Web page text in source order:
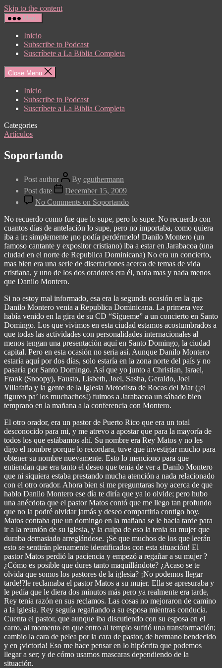
Skip to the content
Menu
Inicio
Subscribe to Podcast
Suscríbete a La Biblia Completa
Close Menu
Inicio
Subscribe to Podcast
Suscríbete a La Biblia Completa
Categories
Artículos
Soportando
Post author By cguthermann
Post date
December 15, 2009
No Comments on Soportando
No recuerdo como fue que lo supe, pero lo supe. No recuerdo con
cuantos días de antelación lo supe, pero no importaba, como quiera
iba a ir; simplemente ¡no podía perdérmelo! Danilo Montero (un
famoso cantante y expositor cristiano) iba a estar en Jarabacoa (una
ciudad en el norte de Republica Dominicana) No era un concierto,
mas bien era una serie de disertaciones acerca de temas de vida
cristiana, y uno de los dos oradores era él, nada mas y nada menos
que Danilo Montero.
Si no estoy mal informado, esa era la segunda ocasión en la que
Danilo Montero venia a Republica Dominicana. La primera vez
había venido en la gira de su CD “Sígueme” a un concierto en Santo
Domingo. Los que vivimos en esta ciudad estamos acostumbrados a
que todas las actividades con personalidades internacionales al
menos tengan una presentación aquí en Santo Domingo, la ciudad
capital. Pero en esta ocasión no seria así. Aunque Danilo Montero
estaría aquí por dos días, solo estaría en la zona norte del país y no
pasaría por Santo Domingo. Así que yo junto a Christian, Israel,
Frank (Snoopy), Fausto, Lisbeth, Joel, Sasha, Geraldo, Joel
Villafaña y la gente de la Iglesia Metodista de Rocas del Mar (¡el
figureo pa’ los muchachos!) fuimos a Jarabacoa un sábado bien
temprano en la mañana a la conferencia con Montero.
El otro orador, era un pastor de Puerto Rico que era un total
desconocido para mi, y me atrevo a apostar que para la mayoría de
todos los que estábamos ahí. Su nombre era Rey Matos y no les
digo el nombre porque lo recordara, tuve que investigar mucho para
obtener su nombre nuevamente. Esto lo menciono para que
entiendan que era tanto el deseo que tenia de ver a Danilo Montero
que ni siquiera estaba prestando mucha atención a nada relacionado
con el otro orador. Ahora bien si me preguntaras hoy acerca de que
hablo Danilo Montero ese día te diría que ya lo olvide; pero hubo
una anécdota que el pastor Matos contó que me llego tan profundo
que no la podré olvidar jamás y deseo compartirla contigo hoy.
Matos contaba que un domingo en la mañana se le hacia tarde para
ir a la reunión de su iglesia, y la culpa de eso la tenia su mujer que
duraba demasiado arreglándose. ¡Se que muchos de los que leerán
esto se sentirán plenamente identificados con esta situación! El
pastor Matos perdió la paciencia y empezó a regañar a su mujer ?
¿Cómo es posible que dures tanto maquillándote? ¿Acaso se te
olvida que somos los pastores de la iglesia? ¡No podemos llegar
tarde!?le reclamaba el pastor Matos a su mujer. Ella se apresuraba y
le pedía que le diera dos minutos más pero ya realmente era tarde,
Rey tenia razón en sus reclamos. Las cosas no mejoraron de camino
a la iglesia. Rey seguía regañando a su esposa mientras conducía.
Cuenta el pastor, que aunque iba discutiendo con su esposa en el
carro, al momento en que entro al templo sufrió una transformación;
cambio la cara de pelea por la cara de pastor, de hermano bendecido
y en ¡victoria! Eso me hace pensar en lo hipócrita que podemos
llegar a ser; y de cómo usamos mascaras dependiendo de la
situación.